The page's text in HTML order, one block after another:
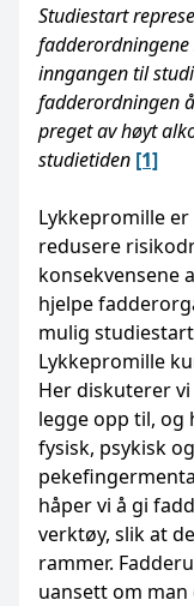
Studiestart
inngangen til
fadderordningen
preget av høyt
studietiden [1]
Lykkepromille
redusere
konsekvensene
hjelpe
mulig
Lykkepromille
Her diskuterer
legge opp til, og
fysisk, psykisk
håper vi å gi
verktøy, slik at
rammer.
uansett om